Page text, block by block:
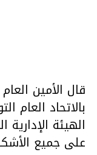
قال الأمين
بالاتحاد
الهيئة
على جميع